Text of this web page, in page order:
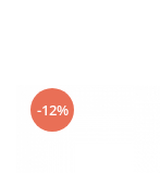
Scule si unelte
Diverse
-12%